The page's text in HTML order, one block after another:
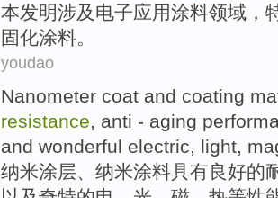
本发明涉及 电子应用涂料领域 ，
固化涂料。
youdao
Nanometer coat and coating
resistance, anti - aging
and wonderful electric, light,
纳米涂层、纳米涂料具有良好的